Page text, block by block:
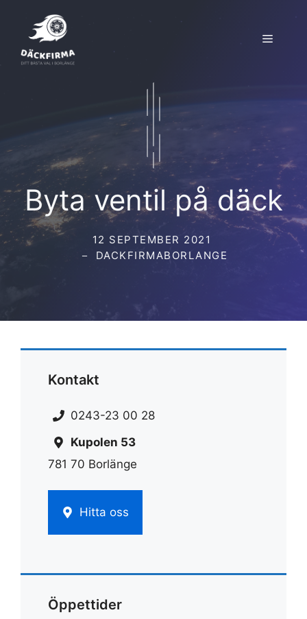
innehåll
Meny
Byta ventil på däck
12 SEPTEMBER 2021
DACKFIRMABORLANGE
Kontakt
0243-23 00 28
Kupolen 53
781 70 Borlänge
Hitta oss
Öppettider